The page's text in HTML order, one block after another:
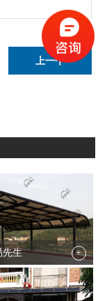
上一个
先生 +